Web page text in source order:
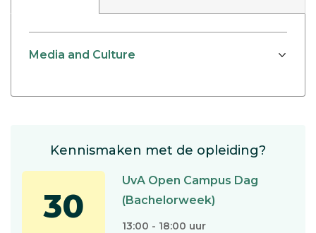
Media and Culture
Kennismaken met de opleiding?
30
UvA Open Campus Dag
(Bachelorweek)
13:00 - 18:00 uur